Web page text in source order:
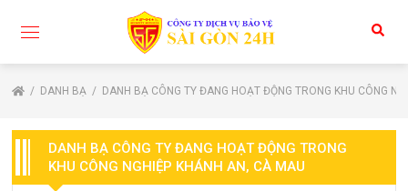
DANH BẠ DANH BẠ CÔNG TY ĐANG HOẠT ĐỘNG TRONG KHU CÔNG
DANH BẠ CÔNG TY ĐANG HOẠT ĐỘNG TRONG
KHU CÔNG NGHIỆP KHÁNH AN, CÀ MAU